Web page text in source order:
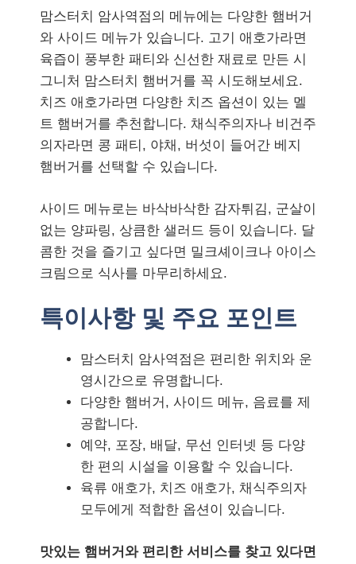
맘스터치 암사역점의 메뉴에는 다양한 햄버거
와 사이드 메뉴가 있습니다. 고기 애호가라면
육즙이 풍부한 패티와 신선한 재료로 만든 시
그니처 맘스터치 햄버거를 꼭 시도해보세요.
치즈 애호가라면 다양한 치즈 옵션이 있는 멜
트 햄버거를 추천합니다. 채식주의자나 비건주
의자라면 콩 패티, 야채, 버섯이 들어간 베지
햄버거를 선택할 수 있습니다.
사이드 메뉴로는 바삭바삭한 감자튀김, 군살이
없는 양파링, 상큼한 샐러드 등이 있습니다. 달
콤한 것을 즐기고 싶다면 밀크셰이크나 아이스
크림으로 식사를 마무리하세요.
특이사항 및 주요 포인트
맘스터치 암사역점은 편리한 위치와 운
영시간으로 유명합니다.
다양한 햄버거, 사이드 메뉴, 음료를 제
공합니다.
예약, 포장, 배달, 무선 인터넷 등 다양
한 편의 시설을 이용할 수 있습니다.
육류 애호가, 치즈 애호가, 채식주의자
모두에게 적합한 옵션이 있습니다.
맛있는 햄버거와 편리한 서비스를 찾고 있다면